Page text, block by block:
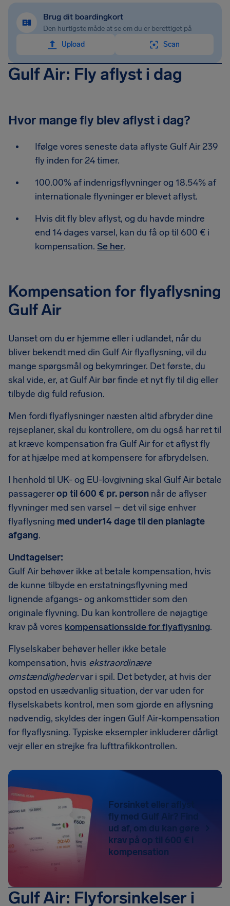
Brug dit boardingkort
Den hurtigste måde at se om du er berettiget på
Upload
Scan
Gulf Air: Fly aflyst i dag
Hvor mange fly blev aflyst i dag?
Ifølge vores seneste data aflyste Gulf Air 239
fly inden for 24 timer.
100.00% af indenrigsflyvninger og 18.54% af
internationale flyvninger er blevet aflyst.
Hvis dit fly blev aflyst, og du havde mindre
end 14 dages varsel, kan du få op til 600 € i
kompensation. Se her.
Kompensation for flyaflysning
Gulf Air
Uanset om du er hjemme eller i udlandet, når du
bliver bekendt med din Gulf Air flyaflysning, vil du
mange spørgsmål og bekymringer. Det første, du
skal vide, er, at Gulf Air bør finde et nyt fly til dig eller
tilbyde dig fuld refusion.
Men fordi flyaflysninger næsten altid afbryder dine
rejseplaner, skal du kontrollere, om du også har ret til
at kræve kompensation fra Gulf Air for et aflyst fly
for at hjælpe med at kompensere for afbrydelsen.
I henhold til UK- og EU-lovgivning skal Gulf Air betale
passagererop til 600 € pr. person når de aflyser
flyvninger med sen varsel – det vil sige enhver
flyaflysning med under14 dage til den planlagte
afgang.
Undtagelser:
Gulf Air behøver ikke at betale kompensation, hvis
de kunne tilbyde en erstatningsflyvning med
lignende afgangs- og ankomsttider som den
originale flyvning. Du kan kontrollere de nøjagtige
krav på vores kompensationsside for flyaflysning.
Flyselskaber behøver heller ikke betale
kompensation, hvis ekstraordinære
omstændighedervar i spil. Det betyder, at hvis der
opstod en usædvanlig situation, der var uden for
flyselskabets kontrol, men som gjorde en aflysning
nødvendig, skyldes der ingen Gulf Air-kompensation
for flyaflysning. Typiske eksempler inkluderer dårligt
vejr eller en strejke fra lufttrafikkontrollen.
Forsinket eller aflyst
fly med Gulf Air? Find
ud af, om du kan gøre
krav på op til 600 € i
kompensation
Gulf Air: Flyforsinkelser i